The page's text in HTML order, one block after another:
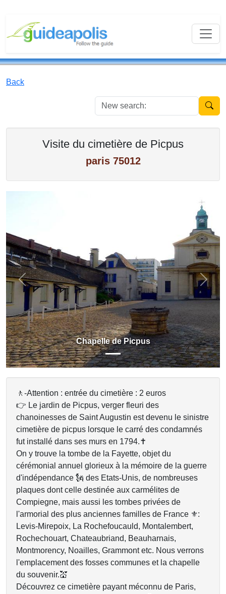
Back
New
Visite du cimetière de Picpus
paris 75012
Chapelle de Picpus
Previous Next
🚶-Attention : entrée du cimetière : 2 euros
👉 Le jardin de Picpus, verger fleuri des
chanoinesses de Saint Augustin est devenu le sinistre
cimetière de picpus lorsque le carré des condamnés
fut installé dans ses murs en 1794.✝️
On y trouve la tombe de la Fayette, objet du
cérémonial annuel glorieux à la mémoire de la guerre
d'indépendance 🗽 des Etats-Unis, de nombreuses
plaques dont celle destinée aux carmélites de
Compiegne, mais aussi les tombes privées de
l'armorial des plus anciennes familles de France ⚜️:
Levis-Mirepoix, La Rochefoucauld, Montalembert,
Rochechouart, Chateaubriand, Beauharnais,
Montmorency, Noailles, Grammont etc. Nous verrons
l'emplacement des fosses communes et la chapelle
du souvenir.💒
Découvrez ce cimetière payant méconnu de Paris,